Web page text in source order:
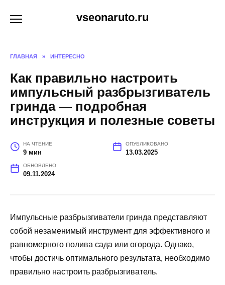
vseonaruto.ru
ГЛАВНАЯ » ИНТЕРЕСНО
Как правильно настроить
импульсный разбрызгиватель
гринда — подробная
инструкция и полезные советы
НА ЧТЕНИЕ
9 мин
ОПУБЛИКОВАНО
13.03.2025
ОБНОВЛЕНО
09.11.2024
Импульсные разбрызгиватели гринда представляют
собой незаменимый инструмент для эффективного и
равномерного полива сада или огорода. Однако,
чтобы достичь оптимального результата, необходимо
правильно настроить разбрызгиватель.